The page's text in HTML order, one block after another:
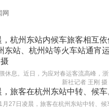
网
休息。近日，为应对春运客流高峰，
新社记者 王刚 摄
1月27日凌晨，旅客在杭州东站中转、